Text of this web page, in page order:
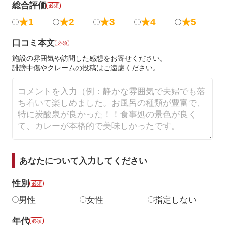
総合評価 必須
★1 ★2 ★3 ★4 ★5
口コミ本文 必須
施設の雰囲気や訪問した感想をお寄せください。
誹謗中傷やクレームの投稿はご遠慮ください。
あなたについて入力してください
性別 必須
男性 女性 指定しない
年代 必須